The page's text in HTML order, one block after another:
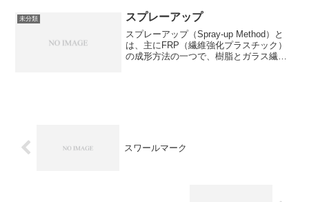
は、すぐに全部...
未分類 スプレーアップ
スプレーアップ（Spray-up Method）と
は、主にFRP（繊維強化プラスチック）
の成形方法の一つで、樹脂とガラス繊維
スワールマーク